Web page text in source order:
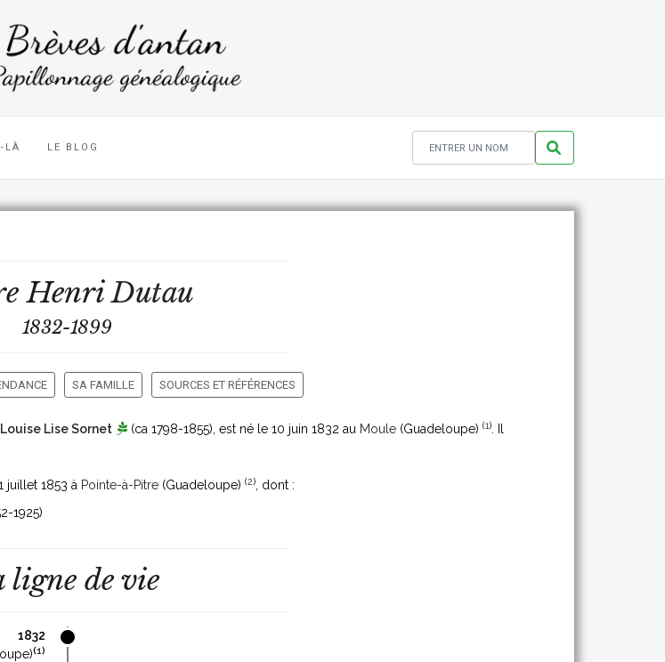
LÀ LE BLOG
HenriDutau
1832-1899
SA FAMILLE SOURCES ET RÉFÉRENCES
Lise Sornet (ca 1798-1855) , est né le 10 juin 1832 au Moule (Guadeloupe) (1)
juillet 1853 à Pointe-à-Pitre (Guadeloupe) (2)
, dont :
1925)
ligne de vie
1832
(1)